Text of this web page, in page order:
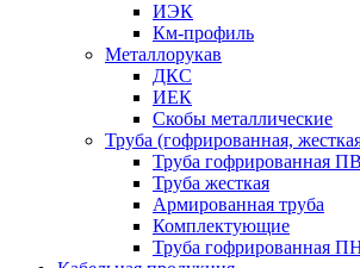
ИЭК
Км-профиль
Металлорукав
ДКС
ИЕК
Скобы металлические
Труба (гофрированная,
Труба гофрированная
Труба жесткая
Армированная труба
Комплектующие
Труба гофрированная